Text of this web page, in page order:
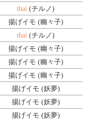
thai (チルノ)
揚げイモ (幽々子)
thai (チルノ)
揚げイモ (幽々子)
揚げイモ (幽々子)
揚げイモ (幽々子)
揚げイモ (妖夢)
揚げイモ (妖夢)
揚げイモ (妖夢)